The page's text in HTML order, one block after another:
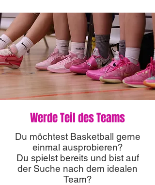
Werde Teil des Teams
Du möchtest Basketball gerne
einmal ausprobieren?
Du spielst bereits und bist auf
der Suche nach dem idealen
Team?